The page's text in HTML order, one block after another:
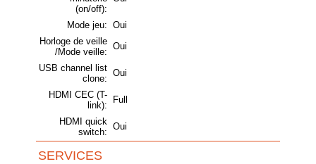
(on/off):
Mode jeu: Oui
Horloge de veille
/Mode veille:
Oui
USB channel list
clone:
Oui
HDMI CEC (T-
link):
Full
HDMI quick
switch:
Oui
SERVICES